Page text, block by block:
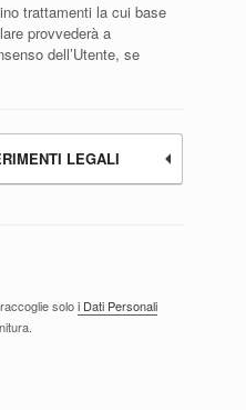
trattamenti la cui base
provvederà a
dell’Utente, se
LEGALI
soloi Dati Personali